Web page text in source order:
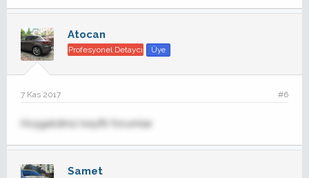
Atocan
Profesyonel Detaycı Üye
7 Kas 2017 #6
Hoşgeldiniz keyifli forumlar
Samet